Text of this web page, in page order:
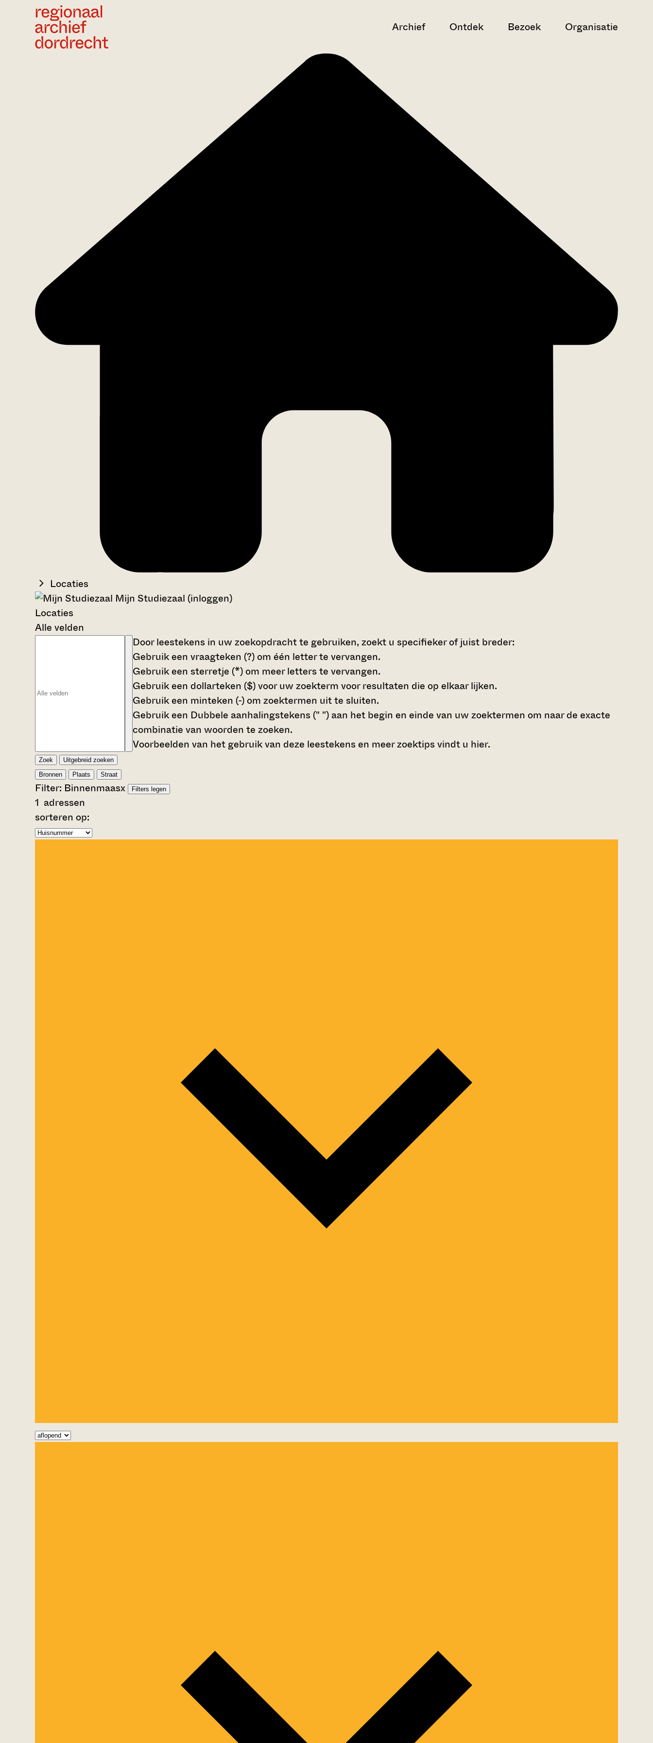
Archief Ontdek Bezoek Organisatie
Locaties
Mijn Studiezaal (inloggen)
Locaties
Alle velden
Door leestekens in uw zoekopdracht te gebruiken, zoekt u specifieker of juist breder:
Gebruik een vraagteken (?) om één letter te vervangen.
Gebruik een sterretje (*) om meer letters te vervangen.
Gebruik een dollarteken ($)voor uw zoekterm voor resultaten die op elkaar lijken.
Gebruik een minteken (-) om zoektermen uit te sluiten.
Gebruik een Dubbele aanhalingstekens (" ") aan het begin en einde van uw zoektermen om naar de exacte
combinatie van woorden te zoeken.
Voorbeelden van het gebruik van deze leestekens en meer zoektips vindt u hier.
Zoek
Uitgebreid zoeken
Bronnen
Plaats Straat
Filter: Binnenmaasx Filters legen
1 adressen
sorteren op: